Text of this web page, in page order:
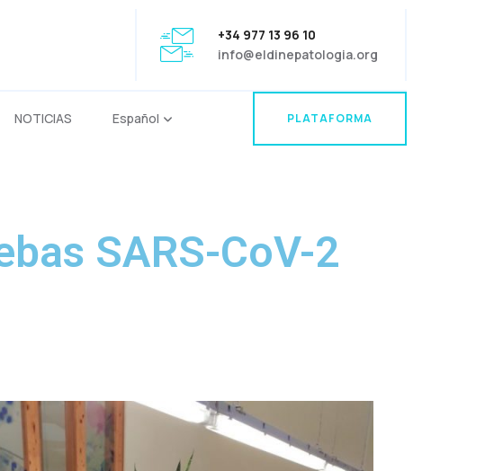
+34 977 13 96 10
info@eldinepatologia.org
NOTICIAS Español
PLATAFORMA
SARS-CoV-2